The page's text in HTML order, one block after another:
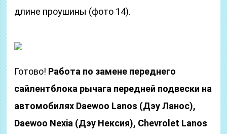
длине проушины (фото 14).
Готово! Работа по замене переднего
сайлентблока рычага передней подвески на
автомобилях Daewoo Lanos (Дэу Ланос),
Daewoo Nexia (Дэу Нексия), Chevrolet Lanos